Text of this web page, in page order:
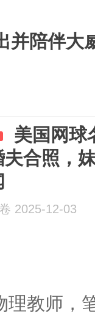
并陪伴大
美国网球
夫合照，
2025-12-03
理教师，